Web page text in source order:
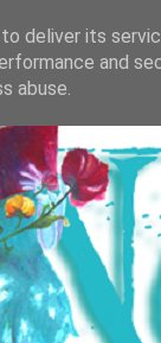
deliver its
and
abuse.